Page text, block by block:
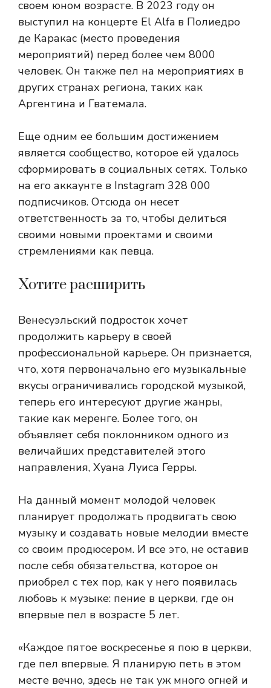
своем юном возрасте. В 2023 году он
выступил на концерте El Alfa в Полиедро
де Каракас (место проведения
мероприятий) перед более чем 8000
человек. Он также пел на мероприятиях в
других странах региона, таких как
Аргентина и Гватемала.
Еще одним ее большим достижением
является сообщество, которое ей удалось
сформировать в социальных сетях. Только
на его аккаунте в Instagram 328 000
подписчиков. Отсюда он несет
ответственность за то, чтобы делиться
своими новыми проектами и своими
стремлениями как певца.
Хотите расширить
Венесуэльский подросток хочет
продолжить карьеру в своей
профессиональной карьере. Он признается,
что, хотя первоначально его музыкальные
вкусы ограничивались городской музыкой,
теперь его интересуют другие жанры,
такие как меренге. Более того, он
объявляет себя поклонником одного из
величайших представителей этого
направления, Хуана Луиса Герры.
На данный момент молодой человек
планирует продолжать продвигать свою
музыку и создавать новые мелодии вместе
со своим продюсером. И все это, не оставив
после себя обязательства, которое он
приобрел с тех пор, как у него появилась
любовь к музыке: пение в церкви, где он
впервые пел в возрасте 5 лет.
«Каждое пятое воскресенье я пою в церкви,
где пел впервые. Я планирую петь в этом
месте вечно, здесь не так уж много огней и